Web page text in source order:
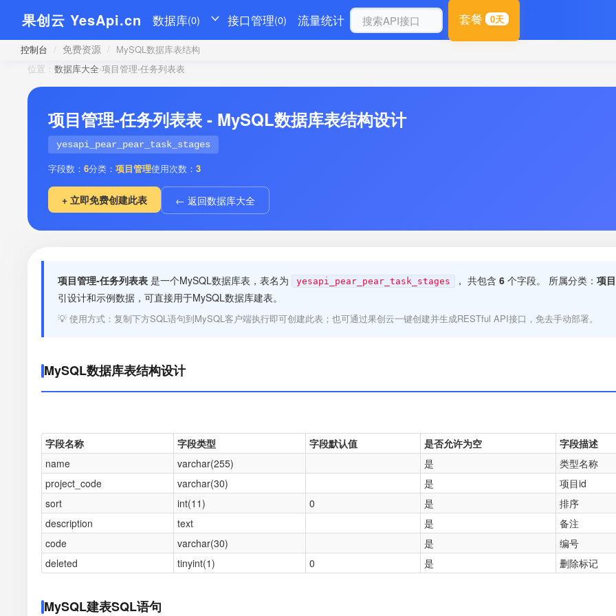
果创云 YesApi.cn 数据库(0) 接口管理(0) 流量统计 套餐 0天
控制台 / 免费资源 / MySQL数据库表结构
位置： 数据库大全›项目管理-任务列表表
项目管理-任务列表表 - MySQL数据库表结构设计
yesapi_pear_pear_task_stages
字段数： 6分类： 项目管理使用次数： 3
+ 立即免费创建此表 ← 返回数据库大全
项目管理-任务列表表 是一个MySQL数据库表，表名为 yesapi_pear_pear_task_stages ， 共包含 6 个字段。 所属分类： 项
引设计和示例数据，可直接用于MySQL数据库建表。
💡 使用方式：复制下方SQL语句到MySQL客户端执行即可创建此表；也可通过果创云一键创建并生成RESTful API接口，免去手动部署。
MySQL数据库表结构设计
字段名称 字段类型 字段默认值 是否允许为空
字段描述
name
varchar(255) 是
类型名称
project_code
varchar(30) 是
项目id
sort
int(11) 0 是
排序
description
text 是
备注
code
varchar(30) 是
编号
deleted
tinyint(1) 0 是 删除标记
MySQL建表SQL语句